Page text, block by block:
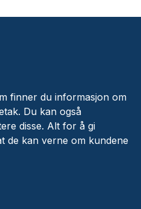
finner du informasjon om
Du kan også
disse. Alt for å gi
de kan verne om kundene